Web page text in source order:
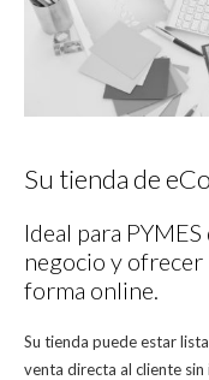
Su tienda de
Ideal para
negocio y
forma online.
Su tienda puede estar
venta directa al cliente